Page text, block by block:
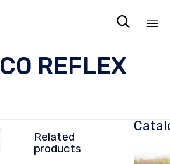

REFLEX
Related
products